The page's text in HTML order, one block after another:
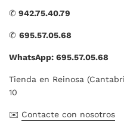
✆ 942.75.40.79
✆ 695.57.05.68
WhatsApp: 695.57.05.68
Tienda en Reinosa
10
✉️ Contacte con nosotros